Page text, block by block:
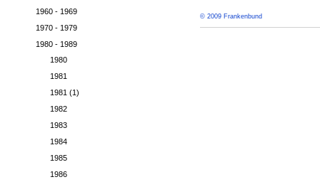
© 2009 Frankenbund
1960 - 1969
1970 - 1979
1980 - 1989
1980
1981
1981 (1)
1982
1983
1984
1985
1986